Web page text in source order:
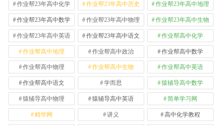
作业帮23年高中化学 作业帮23年高中历史 作业帮23年高中地理
作业帮23年高中数学 作业帮23年高中物理 作业帮23年高中生物
作业帮23年高中英语 作业帮23年高中语文 作业帮高中化学
作业帮高中地理 作业帮高中政治 作业帮高中数学
作业帮高中物理 作业帮高中生物 作业帮高中英语
作业帮高中语文 学而思 猿辅导高中数学
猿辅导高中物理 猿辅导高中英语 简单学习网
精华网 讲义 高中化学教程